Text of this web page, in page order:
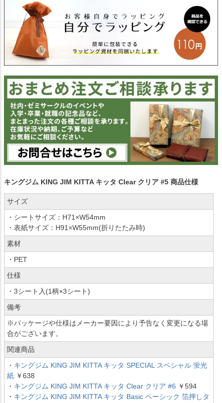
キングジム KING JIM KITTA キッタ Clear クリア #5 商品仕様
サイズ
・シートサイズ：H71×W54mm
・表紙サイズ：H91×W55mm(折りたたみ時)
素材
・PET
仕様
・3シート入(1柄×3シート)
備考
※パッケージや仕様はメーカー要因により予告なく変更になる場
合がございます。
関連商品
・ キングジム KING JIM KITTA キッタ SPECIAL スペシャル 蛍光
紙 ￥638
・ キングジム KING JIM KITTA キッタ Clear クリア #6 ￥594
・ キングジム KING JIM KITTA キッタ Basic ベーシック 箔押しタ